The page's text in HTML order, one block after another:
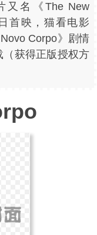
又名《The New
首映，猫看电影
Corpo》剧情
获得正版授权方